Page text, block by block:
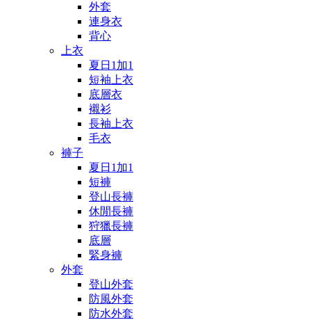
外套
連身衣
背心
上衣
夏日1加1
短袖上衣
底層衣
襯衫
長袖上衣
毛衣
褲子
夏日1加1
短褲
登山長褲
休閒長褲
狩獵長褲
底層
緊身褲
外套
登山外套
防風外套
防水外套